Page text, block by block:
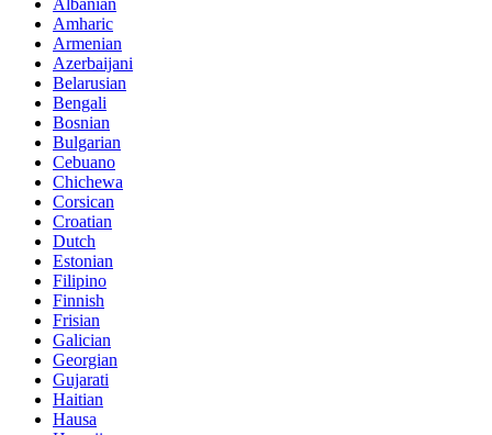
Albanian
Amharic
Armenian
Azerbaijani
Belarusian
Bengali
Bosnian
Bulgarian
Cebuano
Chichewa
Corsican
Croatian
Dutch
Estonian
Filipino
Finnish
Frisian
Galician
Georgian
Gujarati
Haitian
Hausa